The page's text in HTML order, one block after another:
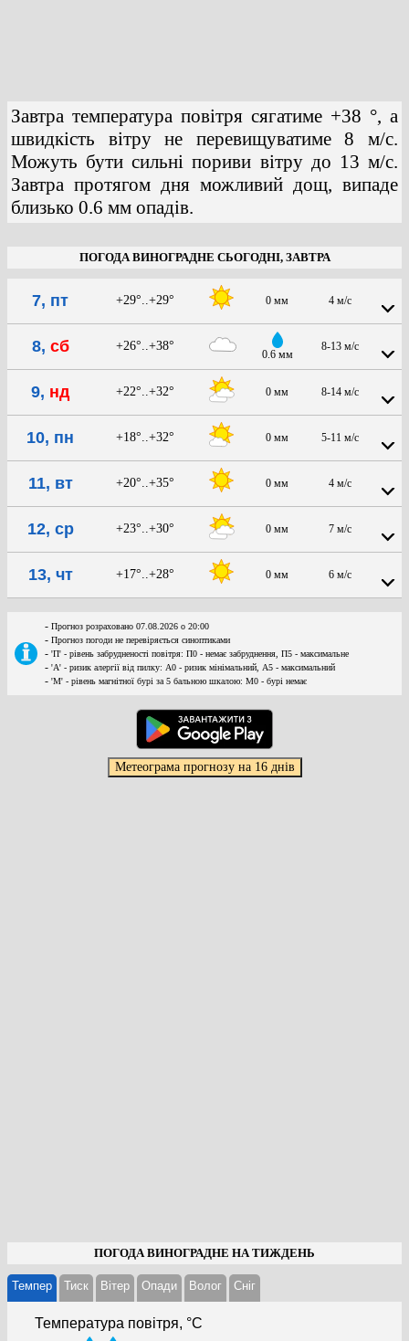
Завтра температура повітря сягатиме +38 °, а
швидкість вітру не перевищуватиме 8 м/с.
Можуть бути сильні пориви вітру до 13 м/с.
Завтра протягом дня можливий дощ, випаде
близько 0.6 мм опадів.
ПОГОДА ВИНОГРАДНЕ СЬОГОДНІ, ЗАВТРА
7, пт +29°..+29° 0 мм 4 м/с
8, сб +26°..+38°
0.6 мм
8-13 м/с
9, нд +22°..+32° 0 мм 8-14 м/с
10, пн +18°..+32° 0 мм 5-11 м/с
11, вт +20°..+35° 0 мм 4 м/с
12, ср +23°..+30° 0 мм 7 м/с
13, чт +17°..+28° 0 мм 6 м/с
- Прогноз розраховано 07.08.2026 о 20:00
- Прогноз погоди не перевіряється синоптиками
- 'П' - рівень забрудненості повітря: П0 - немає забруднення, П5 - максимальне
- 'А' - ризик алергії від пилку: А0 - ризик мінімальний, А5 - максимальний
- 'М' - рівень магнітної бурі за 5 бальною шкалою: M0 - бурі немає
ПОГОДА ВИНОГРАДНЕ НА ТИЖДЕНЬ
Темпер Тиск Вітер Опади Волог Cніг
Температура повітря, °С